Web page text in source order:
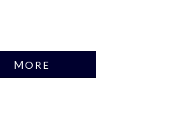
MORE